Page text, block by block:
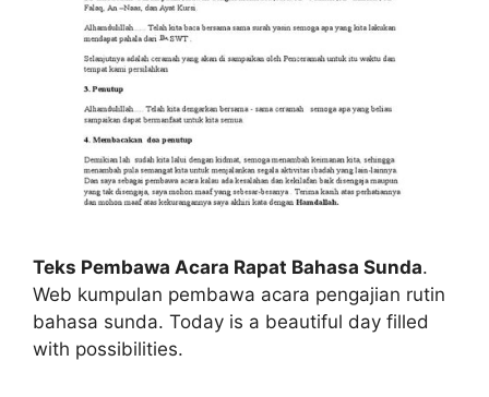
Teks Pembawa Acara Rapat Bahasa Sunda.
Web kumpulan pembawa acara pengajian rutin
bahasa sunda. Today is a beautiful day filled
with possibilities.